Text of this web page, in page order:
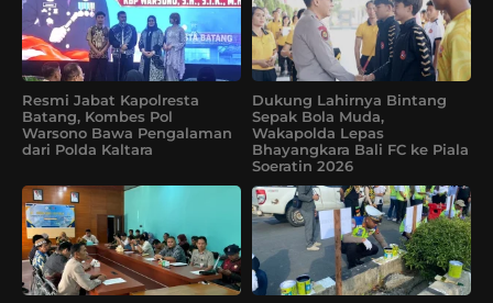
Resmi Jabat Kapolresta
Batang, Kombes Pol
Warsono Bawa Pengalaman
dari Polda Kaltara
Dukung Lahirnya Bintang
Sepak Bola Muda,
Wakapolda Lepas
Bhayangkara Bali FC ke Piala
Soeratin 2026